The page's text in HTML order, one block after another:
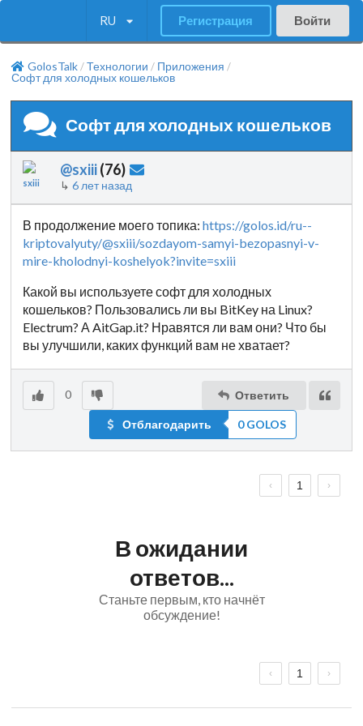
RU Регистрация Войти
GolosTalk/Технологии / Приложения /
Софт для холодных кошельков
Софт для холодных кошельков
@sxiii(76)
↳ 6 лет назад
В продолжение моего топика: https://golos.id/ru--
kriptovalyuty/@sxiii/sozdayom-samyi-bezopasnyi-v-
mire-kholodnyi-koshelyok?invite=sxiii
Какой вы используете софт для холодных
кошельков? Пользовались ли вы BitKey на Linux?
Electrum? А AitGap.it? Нравятся ли вам они? Что бы
вы улучшили, каких функций вам не хватает?
0 Ответить
Отблагодарить 0 GOLOS
1
В ожидании
ответов...
Станьте первым, кто начнёт
обсуждение!
1